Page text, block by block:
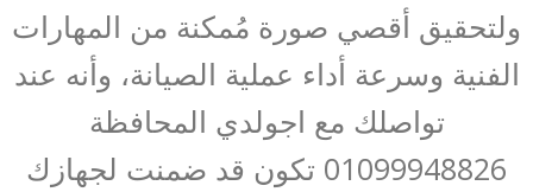
ولتحقيق أقصي صورة مُمكنة من المهارات
الفنية وسرعة أداء عملية الصيانة، وأنه عند
تواصلك مع اجولدي المحافظة
01099948826 تكون قد ضمنت لجهازك